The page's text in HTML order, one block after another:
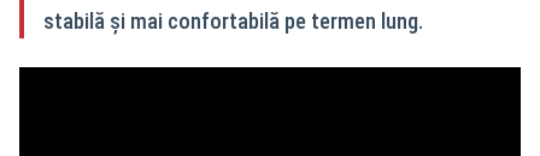
stabilă și mai confortabilă pe termen lung.